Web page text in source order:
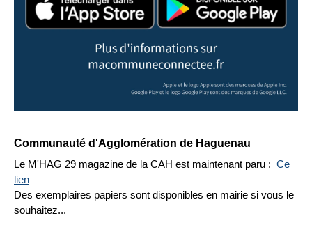
Communauté d'Agglomération de Haguenau
Le M'HAG 29 magazine de la CAH est maintenant paru : Ce
lien
Des exemplaires papiers sont disponibles en mairie si vous le
souhaitez...